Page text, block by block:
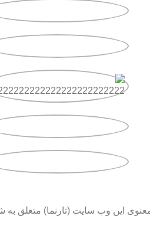
این وب سایت (تارنما) متعلق